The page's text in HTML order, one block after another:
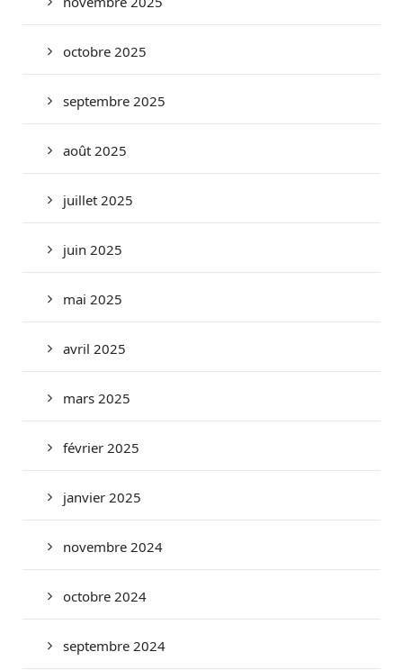
octobre 2025
septembre 2025
août 2025
juillet 2025
juin 2025
mai 2025
avril 2025
mars 2025
février 2025
janvier 2025
novembre 2024
octobre 2024
septembre 2024